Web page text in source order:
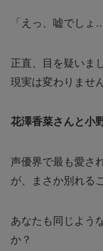
「えっ、嘘でしょ
正直、目を疑いま
現実は変わりませ
花澤香菜さんと小
声優界で最も愛さ
が、まさか別れる
あなたも同じよう
か？